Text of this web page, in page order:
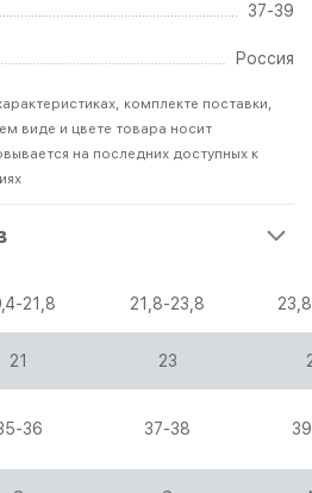
37-39
Россия
комплекте поставки,
виде и цвете товара носит
на последних доступных к
21,8 21,8-23,8
21 23
36 37-38